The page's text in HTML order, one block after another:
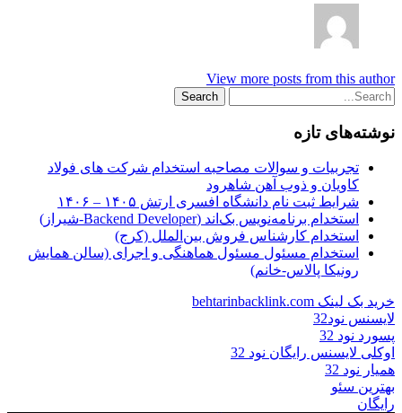
View more posts from this author
نوشته‌های تازه
تجربیات و سوالات مصاحبه استخدام شرکت های فولاد
کاویان و ذوب آهن شاهرود
شرایط ثبت نام دانشگاه افسری ارتش ۱۴۰۵ – ۱۴۰۶
استخدام برنامه‌نویس بک‌اند (Backend Developer-شیراز)
استخدام کارشناس فروش بین‌الملل (کرج)
استخدام مسئول مسئول هماهنگی و اجرای (سالن همایش
رونیکا پالاس-خانم)
خرید بک لینک behtarinbacklink.com
لایسنس نود32
پسورد نود 32
اوکلی لایسنس رایگان نود 32
همیار نود 32
بهترین سئو
رایگان